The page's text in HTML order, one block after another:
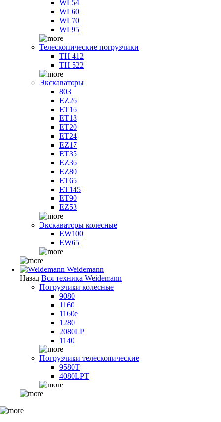
WL54
WL60
WL70
WL95
Телескопические погрузчики
TH 412
TH 522
Экскаваторы
803
EZ26
ET16
ET18
ET20
ET24
EZ17
ET35
EZ36
EZ80
ET65
ET145
ET90
EZ53
Экскаваторы колесные
EW100
EW65
Weidemann
Назад Вся техника Weidemann
Погрузчики колесные
9080
1160
1160e
1280
2080LP
1140
Погрузчики телескопические
9580T
4080LPT